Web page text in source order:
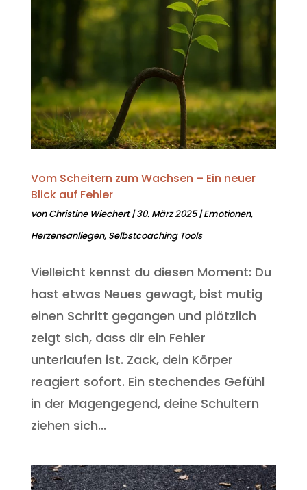
Vom Scheitern zum Wachsen – Ein neuer
Blick auf Fehler
vonChristine Wiechert|30. März 2025|Emotionen,
Herzensanliegen, Selbstcoaching Tools
Vielleicht kennst du diesen Moment: Du
hast etwas Neues gewagt, bist mutig
einen Schritt gegangen und plötzlich
zeigt sich, dass dir ein Fehler
unterlaufen ist. Zack, dein Körper
reagiert sofort. Ein stechendes Gefühl
in der Magengegend, deine Schultern
ziehen sich...